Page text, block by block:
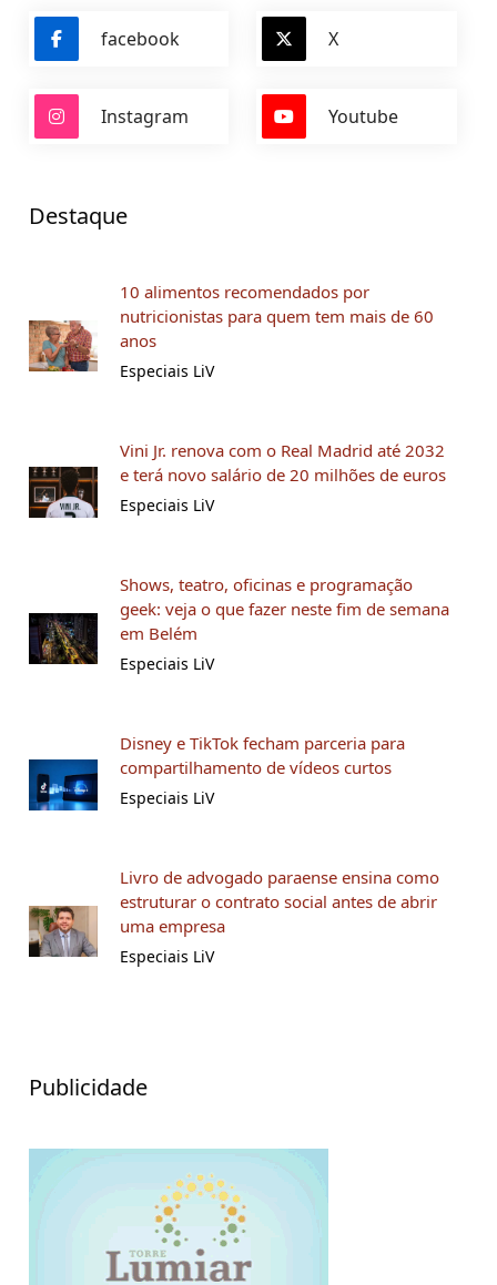
facebook X
Instagram Youtube
Destaque
10 alimentos recomendados por
nutricionistas para quem tem mais de 60
anos
Especiais LiV
Vini Jr. renova com o Real Madrid até 2032
e terá novo salário de 20 milhões de euros
Especiais LiV
Shows, teatro, oficinas e programação
geek: veja o que fazer neste fim de semana
em Belém
Especiais LiV
Disney e TikTok fecham parceria para
compartilhamento de vídeos curtos
Especiais LiV
Livro de advogado paraense ensina como
estruturar o contrato social antes de abrir
uma empresa
Especiais LiV
Publicidade